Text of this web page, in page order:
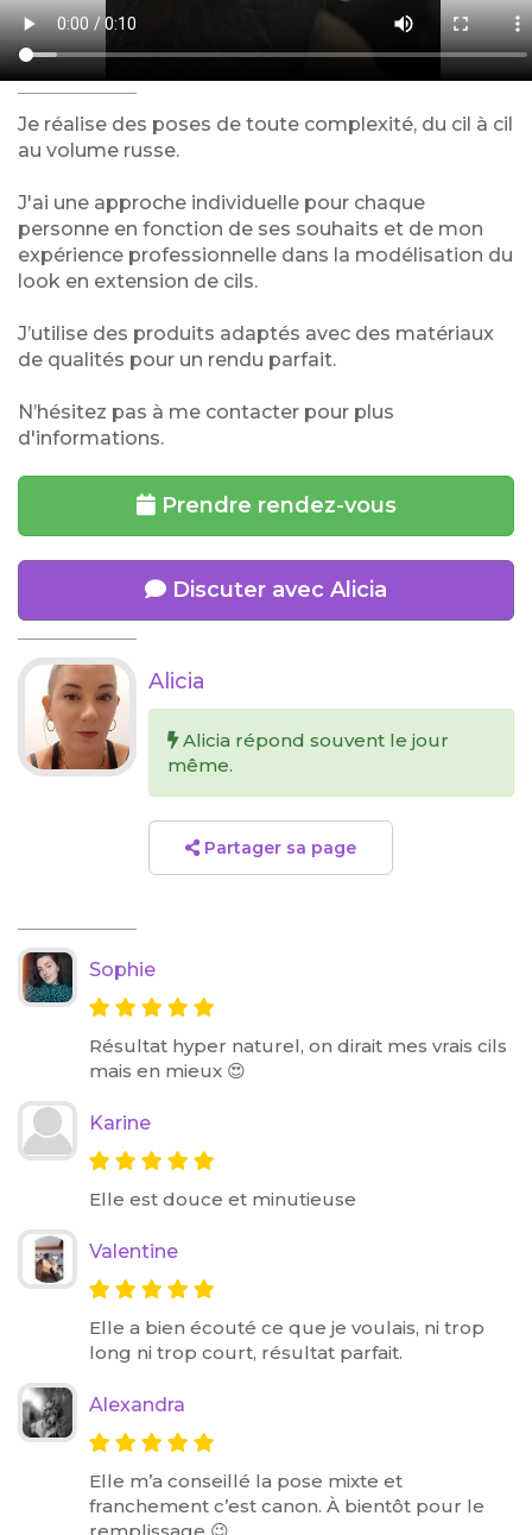
Je réalise des poses de toute complexité, du cil à cil
au volume russe.
J'ai une approche individuelle pour chaque
personne en fonction de ses souhaits et de mon
expérience professionnelle dans la modélisation du
look en extension de cils.
J’utilise des produits adaptés avec des matériaux
de qualités pour un rendu parfait.
N’hésitez pas à me contacter pour plus
d'informations.
Prendre rendez-vous
Discuter avec Alicia
Alicia
Alicia répond souvent le jour
même.
Partager sa page
Sophie
Résultat hyper naturel, on dirait mes vrais cils
mais en mieux 😍
Karine
Elle est douce et minutieuse
Valentine
Elle a bien écouté ce que je voulais, ni trop
long ni trop court, résultat parfait.
Alexandra
Elle m’a conseillé la pose mixte et
franchement c’est canon. À bientôt pour le